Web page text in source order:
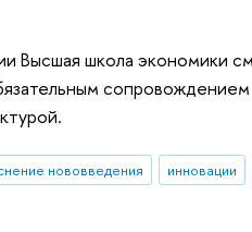
Высшая школа экономики
нововведения инновации